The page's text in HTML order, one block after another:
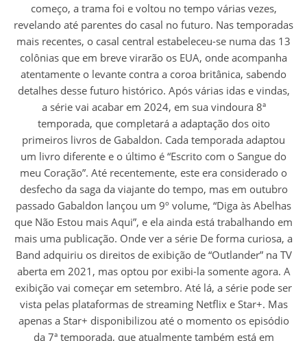
começo, a trama foi e voltou no tempo várias vezes,
revelando até parentes do casal no futuro. Nas temporadas
mais recentes, o casal central estabeleceu-se numa das 13
colônias que em breve virarão os EUA, onde acompanha
atentamente o levante contra a coroa britânica, sabendo
detalhes desse futuro histórico. Após várias idas e vindas,
a série vai acabar em 2024, em sua vindoura 8ª
temporada, que completará a adaptação dos oito
primeiros livros de Gabaldon. Cada temporada adaptou
um livro diferente e o último é “Escrito com o Sangue do
meu Coração”. Até recentemente, este era considerado o
desfecho da saga da viajante do tempo, mas em outubro
passado Gabaldon lançou um 9º volume, “Diga às Abelhas
que Não Estou mais Aqui”, e ela ainda está trabalhando em
mais uma publicação. Onde ver a série De forma curiosa, a
Band adquiriu os direitos de exibição de “Outlander” na TV
aberta em 2021, mas optou por exibi-la somente agora. A
exibição vai começar em setembro. Até lá, a série pode ser
vista pelas plataformas de streaming Netflix e Star+. Mas
apenas a Star+ disponibilizou até o momento os episódio
da 7ª temporada, que atualmente também está em